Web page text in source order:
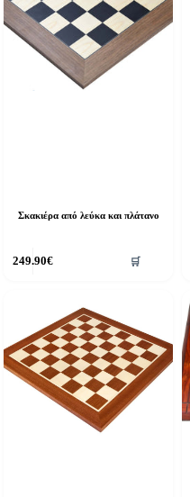
Σκακιέρα από λεύκα και πλάτανο
249.90€ 🛒